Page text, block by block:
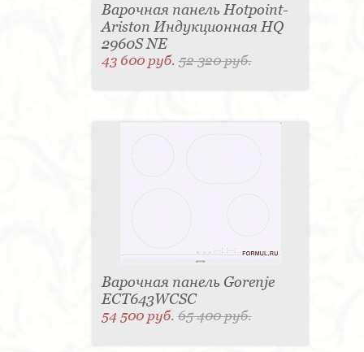
Варочная панель Hotpoint-
Ariston Индукционная HQ
2960S NE
43 600 руб.52 320 руб.
Варочная панель Gorenje
ECT643WCSC
54 500 руб.65 400 руб.